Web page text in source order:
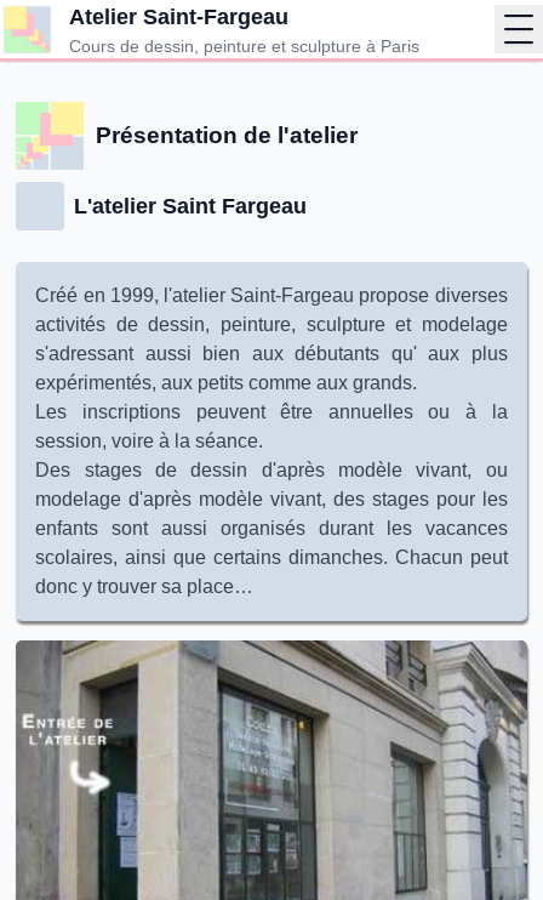
Atelier Saint-Fargeau
Cours de dessin, peinture et sculpture à Paris
Présentation de l'atelier
L'atelier Saint Fargeau
Créé en 1999, l'atelier Saint-Fargeau propose diverses
activités de dessin, peinture, sculpture et modelage
s'adressant aussi bien aux débutants qu' aux plus
expérimentés, aux petits comme aux grands.
Les inscriptions peuvent être annuelles ou à la
session, voire à la séance.
Des stages de dessin d'après modèle vivant, ou
modelage d'après modèle vivant, des stages pour les
enfants sont aussi organisés durant les vacances
scolaires, ainsi que certains dimanches. Chacun peut
donc y trouver sa place…